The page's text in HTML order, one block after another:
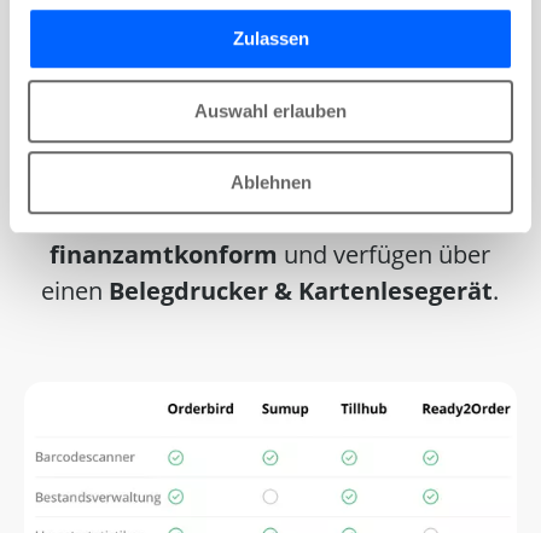
Zulassen
Auswahl erlauben
Ablehnen
Alle Funktionen im
Überblick
Alle Kassensysteme sind
finanzamtkonform und verfügen über
einen Belegdrucker & Kartenlesegerät.